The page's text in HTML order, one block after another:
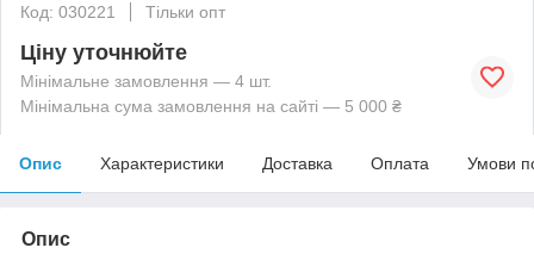
Код: 030221
Тільки опт
Ціну уточнюйте
Мінімальне замовлення — 4 шт.
Мінімальна сума замовлення на сайті — 5 000 ₴
Опис Характеристики Доставка Оплата Умови
Опис